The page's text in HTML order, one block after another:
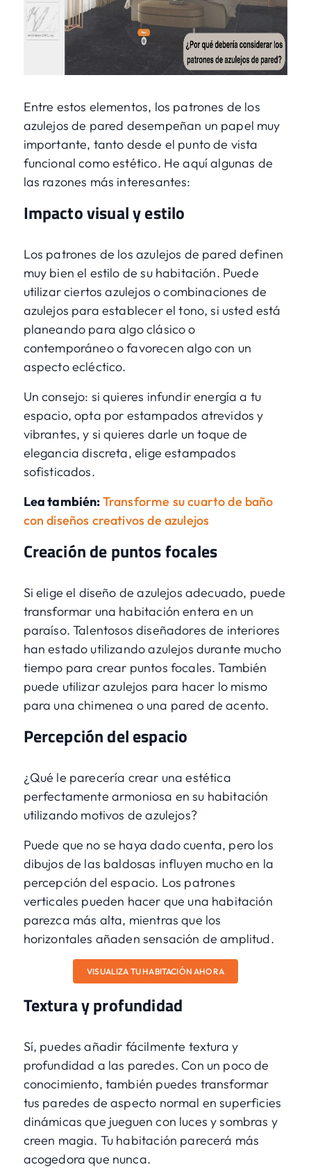
Entre estos elementos, los patrones de los
azulejos de pared desempeñan un papel muy
importante, tanto desde el punto de vista
funcional como estético. He aquí algunas de
las razones más interesantes:
Impacto visual y estilo
Los patrones de los azulejos de pared definen
muy bien el estilo de su habitación. Puede
utilizar ciertos azulejos o combinaciones de
azulejos para establecer el tono, si usted está
planeando para algo clásico o
contemporáneo o favorecen algo con un
aspecto ecléctico.
Un consejo: si quieres infundir energía a tu
espacio, opta por estampados atrevidos y
vibrantes, y si quieres darle un toque de
elegancia discreta, elige estampados
sofisticados.
Lea también:Transforme su cuarto de baño
con diseños creativos de azulejos
Creación de puntos focales
Si elige el diseño de azulejos adecuado, puede
transformar una habitación entera en un
paraíso. Talentosos diseñadores de interiores
han estado utilizando azulejos durante mucho
tiempo para crear puntos focales. También
puede utilizar azulejos para hacer lo mismo
para una chimenea o una pared de acento.
Percepción del espacio
¿Qué le parecería crear una estética
perfectamente armoniosa en su habitación
utilizando motivos de azulejos?
Puede que no se haya dado cuenta, pero los
dibujos de las baldosas influyen mucho en la
percepción del espacio. Los patrones
verticales pueden hacer que una habitación
parezca más alta, mientras que los
horizontales añaden sensación de amplitud.
VISUALIZA TU HABITACIÓN AHORA
Textura y profundidad
Sí, puedes añadir fácilmente textura y
profundidad a las paredes. Con un poco de
conocimiento, también puedes transformar
tus paredes de aspecto normal en superficies
dinámicas que jueguen con luces y sombras y
creen magia. Tu habitación parecerá más
acogedora que nunca.